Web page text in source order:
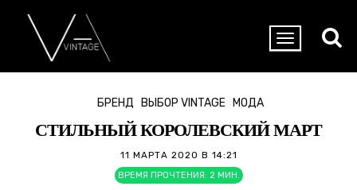
БРЕНД ВЫБОР VINTAGE МОДА
СТИЛЬНЫЙ КОРОЛЕВСКИЙ МАРТ
11 МАРТА 2020 В 14:21
ВРЕМЯ ПРОЧТЕНИЯ: 2 МИН.